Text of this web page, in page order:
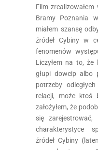
Film
Bramy Poznania
miałem szansę
źródeł Cybiny w
fenomenów
Liczyłem na to, że
głupi dowcip albo
potrzeby
relacji, może ktoś
założyłem, że
się
charakterystyce
źródeł Cybiny